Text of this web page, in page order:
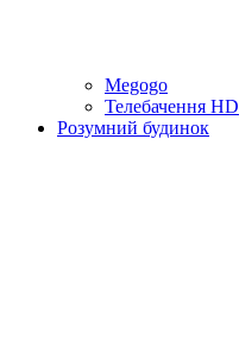
Megogo
Телебачення HD
Розумний будинок